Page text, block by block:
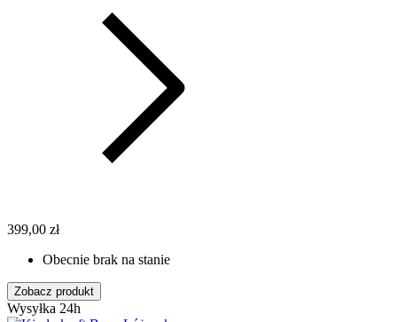
399,00 zł
Obecnie brak na stanie
Zobacz produkt
Wysyłka 24h